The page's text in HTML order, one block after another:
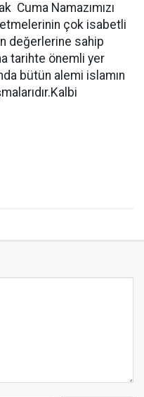
Cuma Namazımızı
çok isabetli
değerlerine sahip
tarihte önemli yer
bütün alemi islamın